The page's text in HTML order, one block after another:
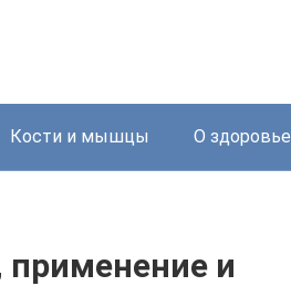
Кости и мышцы О здоровье
применение и